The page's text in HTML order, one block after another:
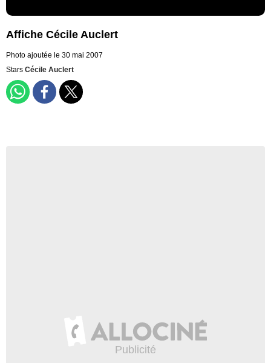
Affiche Cécile Auclert
Photo ajoutée le 30 mai 2007
Stars Cécile Auclert